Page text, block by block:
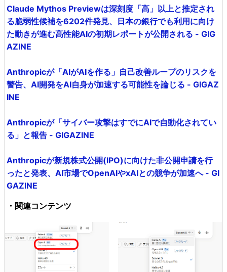
Claude Mythos Previewは深刻度「高」以上と推定され
る脆弱性候補を6202件発見、日本の銀行でも利用に向け
た動きが進む高性能AIの初期レポートが公開される - GIG
AZINE
Anthropicが「AIがAIを作る」自己改善ループのリスクを
警告、AI開発をAI自身が加速する可能性を論じる - GIGAZ
INE
Anthropicが「サイバー攻撃はすでにAIで自動化されてい
る」と報告 - GIGAZINE
Anthropicが新規株式公開(IPO)に向けた非公開申請を行
ったと発表、AI市場でOpenAIやxAIとの競争が加速へ - GI
GAZINE
・関連コンテンツ